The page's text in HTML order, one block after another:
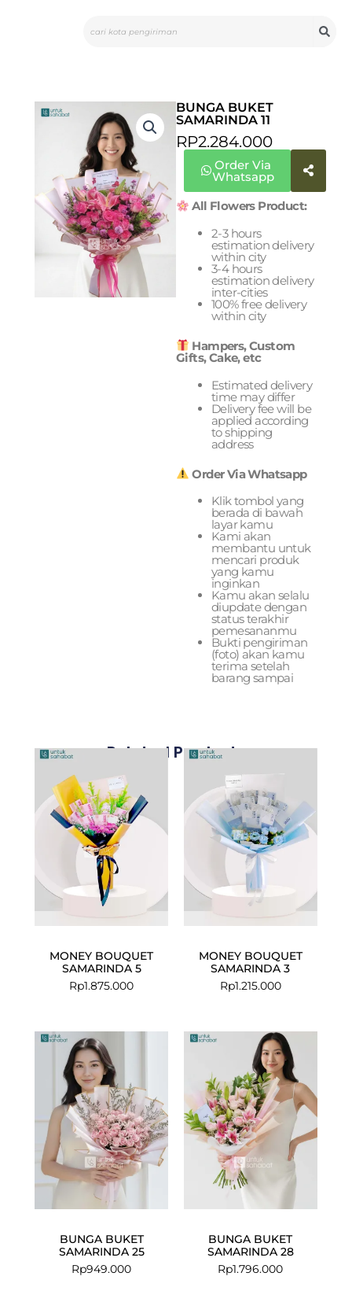
BUNGA BUKET
SAMARINDA 11
RP2.284.000
Order Via
Whatsapp
All Flowers Product:
2-3 hours
estimation delivery
within city
3-4 hours
estimation delivery
inter-cities
100% free delivery
within city
Hampers, Custom
Gifts, Cake, etc
Estimated delivery
time may differ
Delivery fee will be
applied according
to shipping
address
Order Via Whatsapp
Klik tombol yang
berada di bawah
layar kamu
Kami akan
membantu untuk
mencari produk
yang kamu
inginkan
Kamu akan selalu
diupdate dengan
status terakhir
pemesananmu
Bukti pengiriman
(foto) akan kamu
terima setelah
barang sampai
Related Products
MONEY BOUQUET
SAMARINDA 5
Rp1.875.000
MONEY BOUQUET
SAMARINDA 3
Rp1.215.000
BUNGA BUKET
SAMARINDA 25
Rp949.000
BUNGA BUKET
SAMARINDA 28
Rp1.796.000